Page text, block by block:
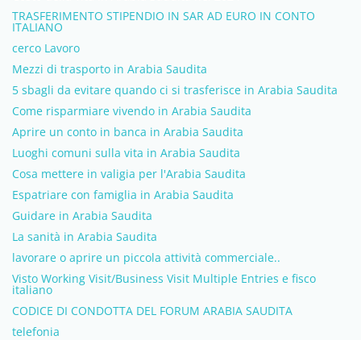
TRASFERIMENTO STIPENDIO IN SAR AD EURO IN CONTO
ITALIANO
cerco Lavoro
Mezzi di trasporto in Arabia Saudita
5 sbagli da evitare quando ci si trasferisce in Arabia Saudita
Come risparmiare vivendo in Arabia Saudita
Aprire un conto in banca in Arabia Saudita
Luoghi comuni sulla vita in Arabia Saudita
Cosa mettere in valigia per l'Arabia Saudita
Espatriare con famiglia in Arabia Saudita
Guidare in Arabia Saudita
La sanità in Arabia Saudita
lavorare o aprire un piccola attività commerciale..
Visto Working Visit/Business Visit Multiple Entries e fisco
italiano
CODICE DI CONDOTTA DEL FORUM ARABIA SAUDITA
telefonia